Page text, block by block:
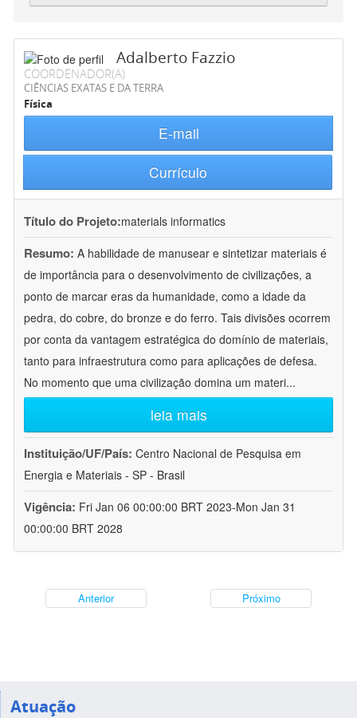
Adalberto Fazzio
COORDENADOR(A)
CIÊNCIAS EXATAS E DA TERRA
Física
E-mail
Currículo
Título do Projeto:materials informatics
Resumo: A habilidade de manusear e sintetizar materiais é
de importância para o desenvolvimento de civilizações, a
ponto de marcar eras da humanidade, como a idade da
pedra, do cobre, do bronze e do ferro. Tais divisões ocorrem
por conta da vantagem estratégica do domínio de materiais,
tanto para infraestrutura como para aplicações de defesa.
No momento que uma civilização domina um materi...
leia mais
Instituição/UF/País: Centro Nacional de Pesquisa em
Energia e Materiais - SP - Brasil
Vigência: Fri Jan 06 00:00:00 BRT 2023-Mon Jan 31
00:00:00 BRT 2028
Anterior Próximo
Atuação